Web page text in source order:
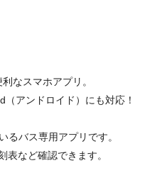
なスマホアプリ。
アンドロイド）にも対応！
るバス専用アプリです。
表など確認できます。